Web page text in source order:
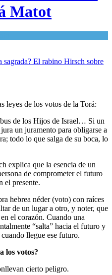
Matot
leyes de los votos de la Torá:
de los Hijos de Israel… Si un
un juramento para obligarse a
todo lo que salga de su boca, lo
explica que la esencia de un
de comprometer el futuro
el presente.
hebrea néder (voto) con raíces
de un lugar a otro, y noter, que
el corazón. Cuando una
“salta” hacia el futuro y
llegue ese futuro.
los votos?
cierto peligro.